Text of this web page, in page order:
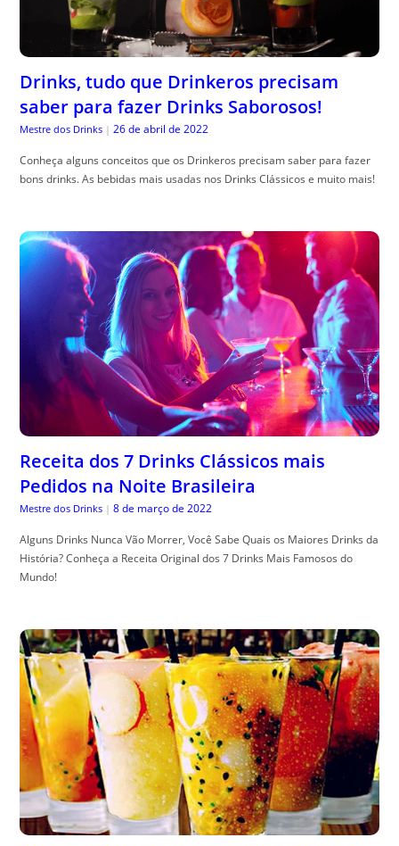
Drinks, tudo que Drinkeros precisam
saber para fazer Drinks Saborosos!
Mestre dos Drinks | 26 de abril de 2022
Conheça alguns conceitos que os Drinkeros precisam saber para fazer
bons drinks. As bebidas mais usadas nos Drinks Clássicos e muito mais!
Receita dos 7 Drinks Clássicos mais
Pedidos na Noite Brasileira
Mestre dos Drinks | 8 de março de 2022
Alguns Drinks Nunca Vão Morrer, Você Sabe Quais os Maiores Drinks da
História? Conheça a Receita Original dos 7 Drinks Mais Famosos do
Mundo!